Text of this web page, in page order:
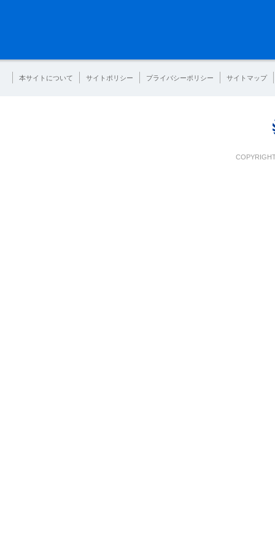
本サイトについて サイトポリシー プライバシーポリシー サイトマップ